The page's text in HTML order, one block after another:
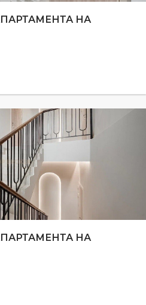
НА
НА